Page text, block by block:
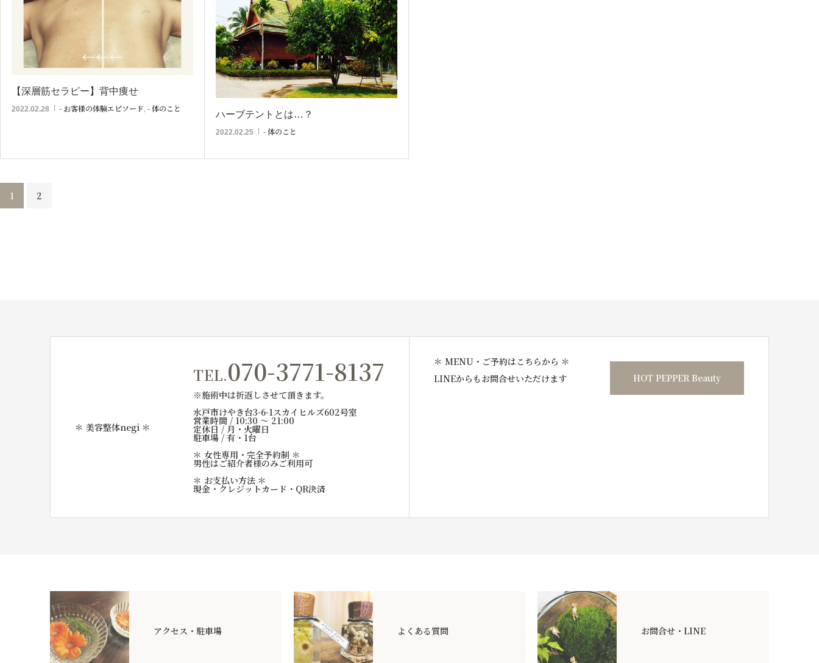
【深層筋セラピー】背中痩せ
2022.02.28 - お客様の体験エピソード, - 体のこと
ハーブテントとは…？
2022.02.25 - 体のこと
1 2
＊ 美容整体negi ＊
TEL.070-3771-8137
※施術中は折返しさせて頂きます。
水戸市けやき台3-6-1スカイヒルズ602号室
営業時間 / 10:30 〜 21:00
定休日 / 月・火曜日
駐車場 / 有・1台
＊ 女性専用・完全予約制 ＊
男性はご紹介者様のみご利用可
＊ お支払い方法 ＊
現金・クレジットカード・QR決済
＊ MENU・ご予約はこちらから ＊
LINEからもお問合せいただけます
HOT PEPPER Beauty
アクセス・駐車場 よくある質問 お問合せ・LINE